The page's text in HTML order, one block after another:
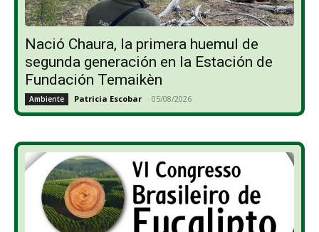
Nació Chaura, la primera huemul de
segunda generación en la Estación de
Fundación Temaikèn
Ambiente Patricia Escobar - 05/08/2026